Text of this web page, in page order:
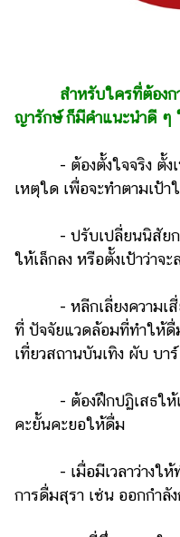
เรียน
เลข
ติดต่อ
โฆษณา
กับ
เรา
สำหรับใครที่ต้องก
ญารักษ์ ก็มีคำแนะนำดี ๆ
- ต้องตั้งใจจริง ตั้งเป้
เหตุใด เพื่อจะทำตามเป้า
- ปรับเปลี่ยนนิสัยการ
ให้เล็กลง หรือตั้งเป้าว่าจ
- หลีกเลี่ยงความเสี่ย
ที่ ปัจจัยแวดล้อมที่ทำให้ดื่
เที่ยวสถานบันเทิง ผับ บาร์
- ต้องฝึกปฏิเสธให้เ
คะยั้นคะยอให้ดื่ม
- เมื่อมีเวลาว่างให้ท
การดื่มสุรา เช่น ออกกำลั